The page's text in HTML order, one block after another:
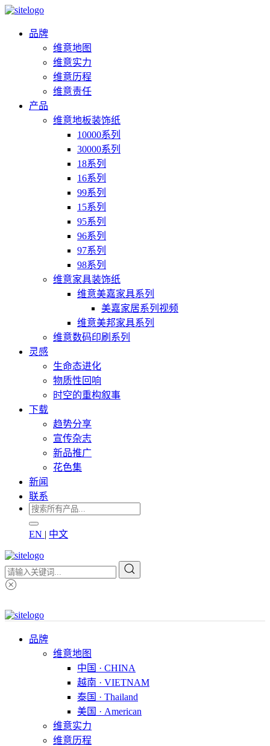
品牌
维意地图
维意实力
维意历程
维意责任
产品
维意地板装饰纸
10000系列
30000系列
18系列
16系列
99系列
15系列
95系列
96系列
97系列
98系列
维意家具装饰纸
维意美嘉家具系列
美嘉家居系列视频
维意美邦家具系列
维意数码印刷系列
灵感
生命态进化
物质性回响
时空的重构叙事
下载
趋势分享
宣传杂志
新品推广
花色集
新闻
联系
EN | 中文
品牌
维意地图
中国 · CHINA
越南 · VIETNAM
泰国 · Thailand
美国 · American
维意实力
维意历程